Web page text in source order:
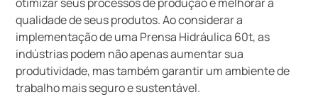
qualidade de seus produtos. Ao considerar a
implementação de uma Prensa Hidráulica 60t, as
indústrias podem não apenas aumentar sua
produtividade, mas também garantir um ambiente de
trabalho mais seguro e sustentável.